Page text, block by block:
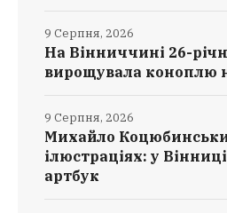
На Вінниччині 26-
вирощувала коноплю
9 Серпня, 2026
Михайло
ілюстраціях: у
артбук
9 Серпня, 2026